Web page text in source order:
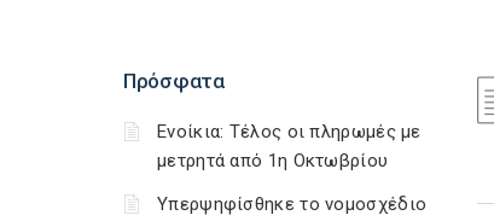
Πρόσφατα
Ενοίκια: Τέλος οι πληρωμές με
μετρητά από 1η Οκτωβρίου
Υπερψηφίσθηκε το νομοσχέδιο